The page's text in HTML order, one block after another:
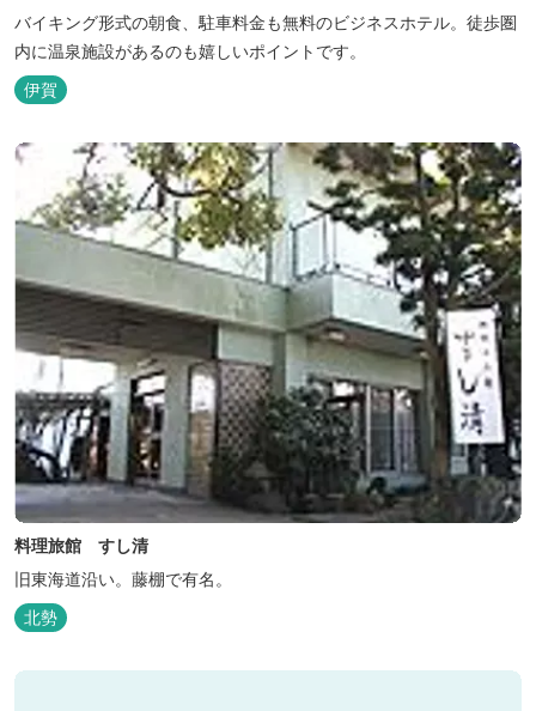
バイキング形式の朝食、駐車料金も無料のビジネスホテル。徒歩圏
内に温泉施設があるのも嬉しいポイントです。
伊賀
料理旅館 すし清
旧東海道沿い。藤棚で有名。
北勢